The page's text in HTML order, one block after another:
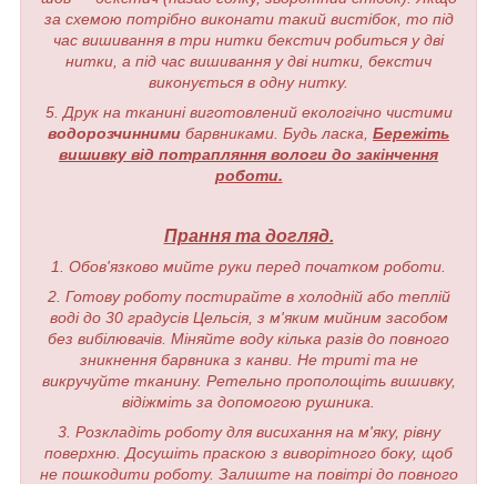
за схемою потрібно виконати такий вистібок, то під
час вишивання в три нитки бекстич робиться у дві
нитки, а під час вишивання у дві нитки, бекстич
виконується в одну нитку.
5. Друк на тканині виготовлений екологічно чистими
водорозчинними барвниками. Будь ласка, Бережіть
вишивку від потрапляння вологи до закінчення
роботи.
Прання та догляд.
1. Обов'язково мийте руки перед початком роботи.
2. Готову роботу постирайте в холодній або теплій
воді до 30 градусів Цельсія, з м'яким мийним засобом
без вибілювачів. Міняйте воду кілька разів до повного
зникнення барвника з канви. Не триті та не
викручуйте тканину. Ретельно прополощіть вишивку,
відіжміть за допомогою рушника.
3. Розкладіть роботу для висихання на м'яку, рівну
поверхню. Досушіть праскою з виворітного боку, щоб
не пошкодити роботу. Залиште на повітрі до повного